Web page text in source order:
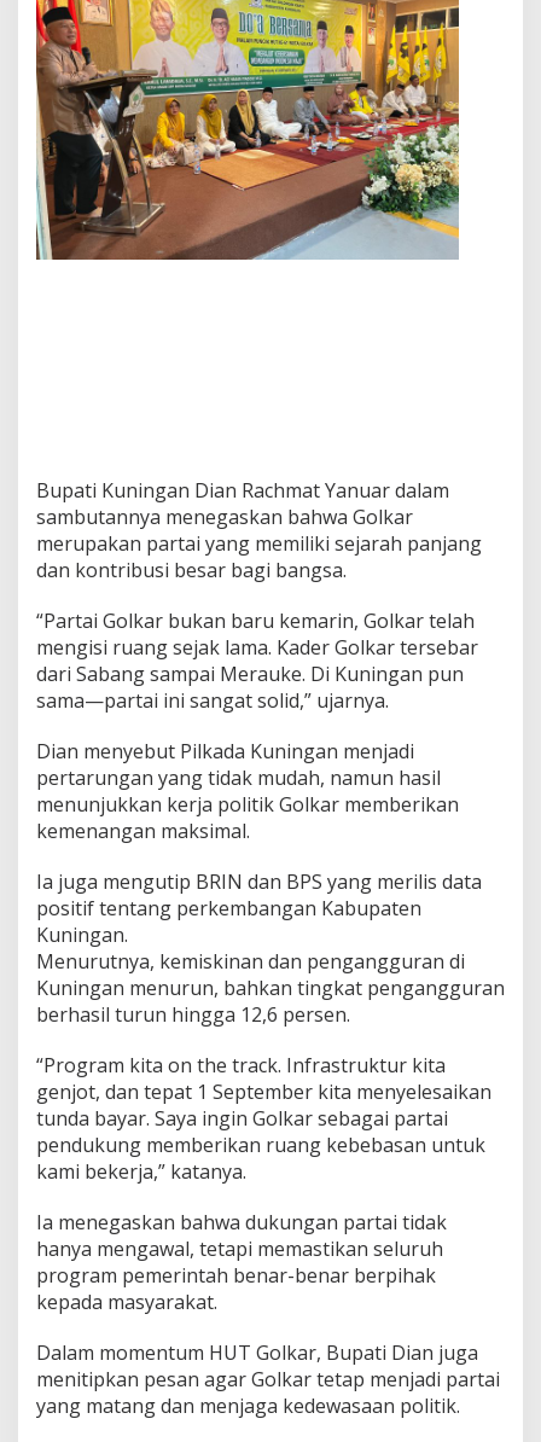
Bupati Kuningan Dian Rachmat Yanuar dalam
sambutannya menegaskan bahwa Golkar
merupakan partai yang memiliki sejarah panjang
dan kontribusi besar bagi bangsa.
“Partai Golkar bukan baru kemarin, Golkar telah
mengisi ruang sejak lama. Kader Golkar tersebar
dari Sabang sampai Merauke. Di Kuningan pun
sama—partai ini sangat solid,” ujarnya.
Dian menyebut Pilkada Kuningan menjadi
pertarungan yang tidak mudah, namun hasil
menunjukkan kerja politik Golkar memberikan
kemenangan maksimal.
Ia juga mengutip BRIN dan BPS yang merilis data
positif tentang perkembangan Kabupaten
Kuningan.
Menurutnya, kemiskinan dan pengangguran di
Kuningan menurun, bahkan tingkat pengangguran
berhasil turun hingga 12,6 persen.
“Program kita on the track. Infrastruktur kita
genjot, dan tepat 1 September kita menyelesaikan
tunda bayar. Saya ingin Golkar sebagai partai
pendukung memberikan ruang kebebasan untuk
kami bekerja,” katanya.
Ia menegaskan bahwa dukungan partai tidak
hanya mengawal, tetapi memastikan seluruh
program pemerintah benar-benar berpihak
kepada masyarakat.
Dalam momentum HUT Golkar, Bupati Dian juga
menitipkan pesan agar Golkar tetap menjadi partai
yang matang dan menjaga kedewasaan politik.